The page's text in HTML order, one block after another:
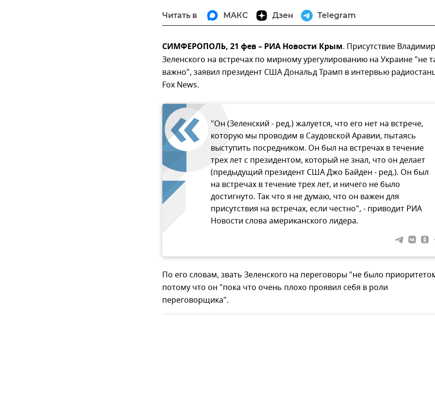
Читать в МАКС Дзен Telegram
СИМФЕРОПОЛЬ, 21 фев – РИА Новости Крым. Присутствие
Зеленского на встречах по мирному урегулированию на Украине "не
важно", заявил президент США Дональд Трамп в интервью
Fox News.
"Он (Зеленский - ред.) жалуется, что его нет на встрече,
которую мы проводим в Саудовской Аравии, пытаясь
выступить посредником. Он был на встречах в течение
трех лет с президентом, который не знал, что он делает
(предыдущий президент США Джо Байден - ред.). Он был
на встречах в течение трех лет, и ничего не было
достигнуто. Так что я не думаю, что он важен для
присутствия на встречах, если честно", - приводит РИА
Новости слова американского лидера.
По его словам, звать Зеленского на переговоры "не было
потому что он "пока что очень плохо проявил себя в роли
переговорщика".